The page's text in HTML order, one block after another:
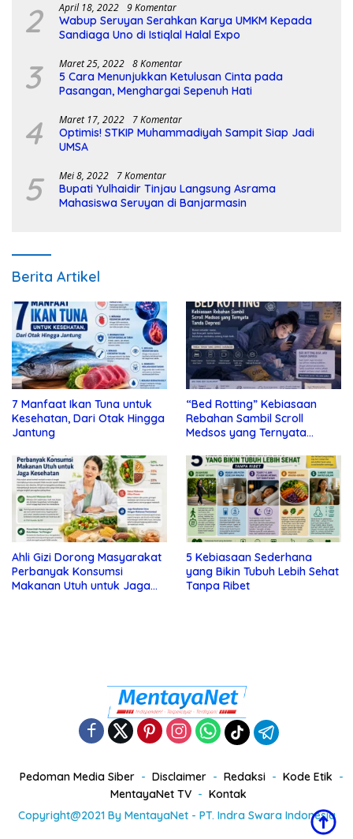
2 April 18, 2022 9 Komentar
Wabup Seruyan Serahkan Karya UMKM Kepada
Sandiaga Uno di Istiqlal Halal Expo
3 Maret 25, 2022 8 Komentar
5 Cara Menunjukkan Ketulusan Cinta pada
Pasangan, Menghargai Sepenuh Hati
4 Maret 17, 2022 7 Komentar
Optimis! STKIP Muhammadiyah Sampit Siap Jadi
UMSA
5 Mei 8, 2022 7 Komentar
Bupati Yulhaidir Tinjau Langsung Asrama
Mahasiswa Seruyan di Banjarmasin
Berita Artikel
7 Manfaat Ikan Tuna untuk
Kesehatan, Dari Otak Hingga
Jantung
“Bed Rotting” Kebiasaan
Rebahan Sambil Scroll
Medsos yang Ternyata
Ahli Gizi Dorong Masyarakat
Perbanyak Konsumsi
Makanan Utuh untuk Jaga
5 Kebiasaan Sederhana
yang Bikin Tubuh Lebih Sehat
Tanpa Ribet
Pedoman Media Siber Disclaimer Redaksi
Kode Etik
MentayaNet TV
Kontak
Copyright@2021 By MentayaNet - PT. Indra Swara Indonesia